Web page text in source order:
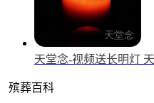
天堂念-视频送长明灯
殡葬百科